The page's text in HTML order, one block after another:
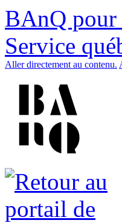
BAnQ pour
Service
Aller directement au contenu.